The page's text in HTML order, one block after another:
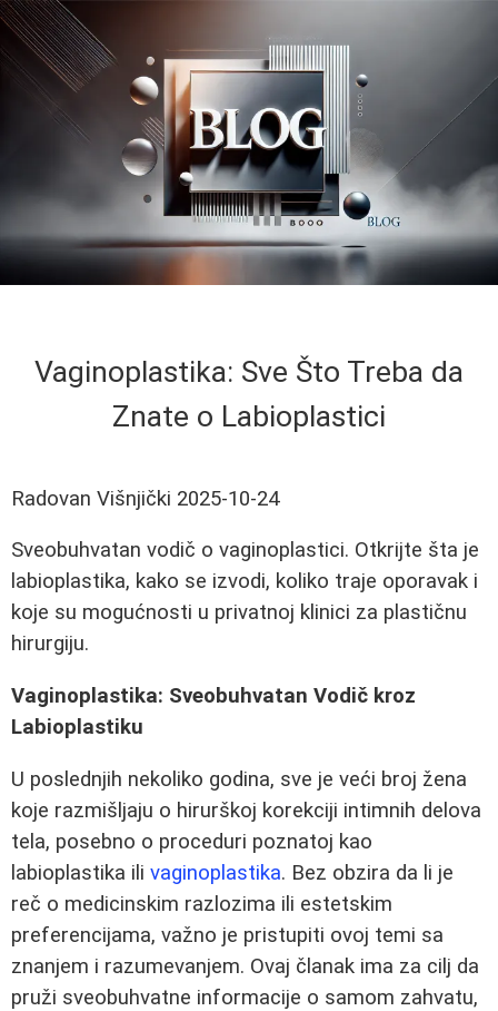
Vaginoplastika: Sve Što Treba da
Znate o Labioplastici
Radovan Višnjički 2025-10-24
Sveobuhvatan vodič o vaginoplastici. Otkrijte šta je
labioplastika, kako se izvodi, koliko traje oporavak i
koje su mogućnosti u privatnoj klinici za plastičnu
hirurgiju.
Vaginoplastika: Sveobuhvatan Vodič kroz
Labioplastiku
U poslednjih nekoliko godina, sve je veći broj žena
koje razmišljaju o hirurškoj korekciji intimnih delova
tela, posebno o proceduri poznatoj kao
labioplastika ili vaginoplastika. Bez obzira da li je
reč o medicinskim razlozima ili estetskim
preferencijama, važno je pristupiti ovoj temi sa
znanjem i razumevanjem. Ovaj članak ima za cilj da
pruži sveobuhvatne informacije o samom zahvatu,